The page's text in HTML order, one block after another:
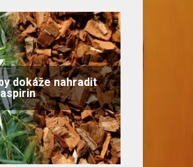
dokáže nahradit
aspirin